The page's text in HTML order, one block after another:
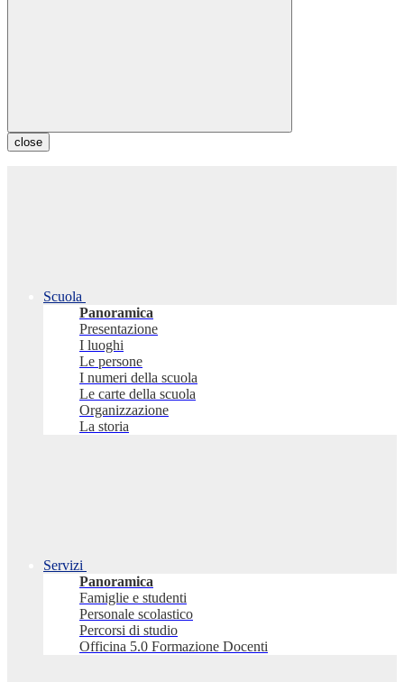
close
Scuola
Panoramica
Presentazione
I luoghi
Le persone
I numeri della scuola
Le carte della scuola
Organizzazione
La storia
Servizi
Panoramica
Famiglie e studenti
Personale scolastico
Percorsi di studio
Officina 5.0 Formazione Docenti